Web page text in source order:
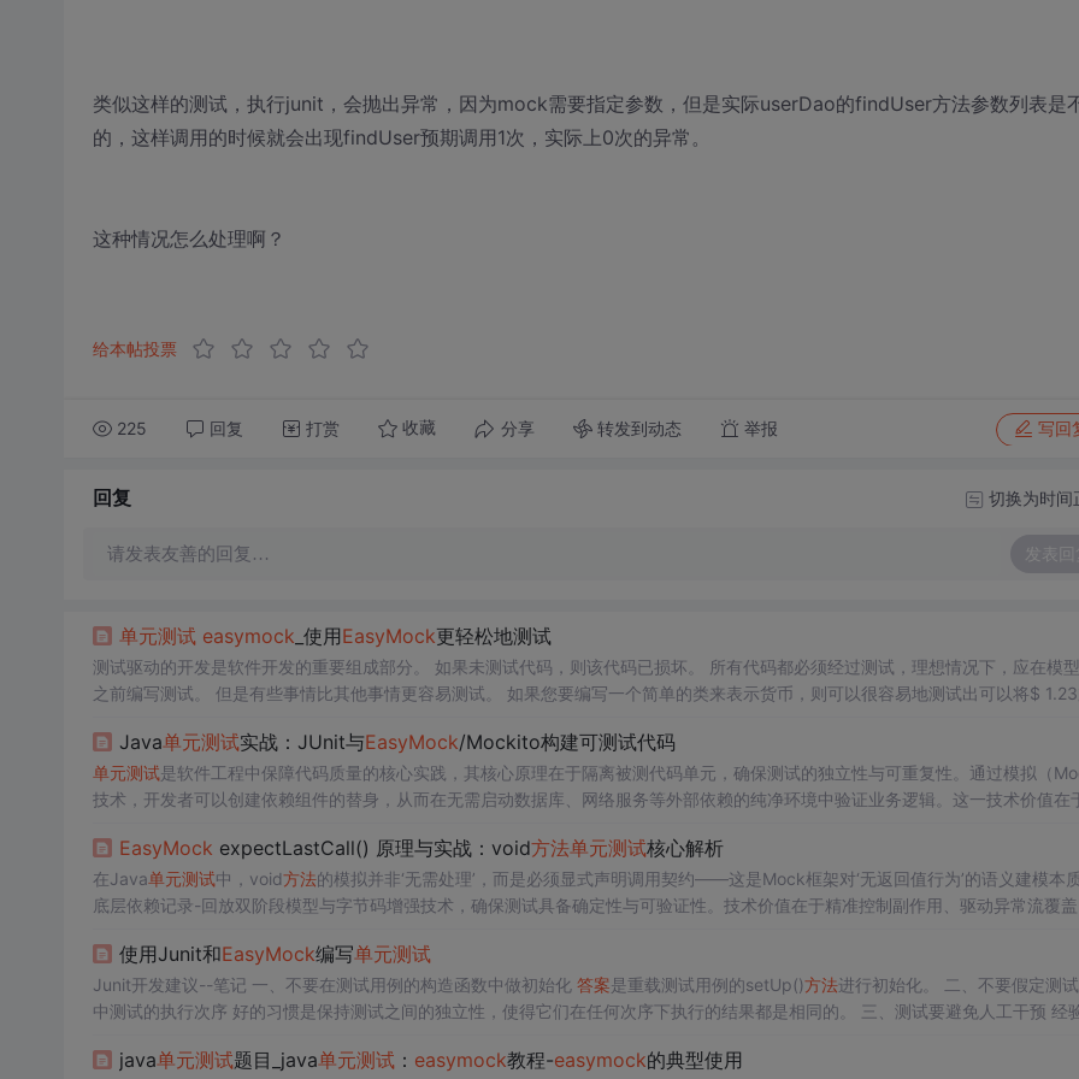
类似这样的测试，执行junit，会抛出异常，因为mock需要指定参数，但是实际userDao的findUser方法参数列表是
的，这样调用的时候就会出现findUser预期调用1次，实际上0次的异常。
这种情况怎么处理啊？
给本帖投票
225 回复 打赏 收藏 分享 转发到动态 举报 写回
回复 切换为时间
请发表友善的回复… 发表回
单元测试 easymock _使用EasyMock更轻松地测试
测试驱动的开发是软件开发的重要组成部分。 如果未测试代码，则该代码已损坏。 所有代码都必须经过测试，理想情况下，应在模
之前编写测试。 但是有些事情比其他事情更容易测试。 如果您要编写一个简单的类来表示货币，则可以很容易地测试出可以将$ 1.23
Java单元测试实战：JUnit与EasyMock/Mockito构建可测试代码
单元测试是软件工程中保障代码质量的核心实践，其核心原理在于隔离被测代码单元，确保测试的独立性与可重复性。通过模拟（
技术，开发者可以创建依赖组件的替身，从而在无需启动数据库、网络服务等外部依赖的纯净环境中验证业务逻辑。这一技术价值在
等Mock框架的组合，广泛应用于企业级应用开发。本文以用户登录这一典型业务场景为例，深入解析如何利用
EasyMock expectLastCall() 原理与实战：void方法单元测试核心解析
在Java单元测试中，void方法的模拟并非‘无需处理’，而是必须显式声明调用契约——这是Mock框架对‘无返回值行为’的语义建模本
底层依赖记录-回放双阶段模型与字节码增强技术，确保测试具备确定性与可验证性。技术价值在于精准控制副作用、驱动异常流覆盖
验证。本文聚焦EasyMock中被广泛误用的expectLastCall()机制，结合原理剖析与5类真实业务写法，系统厘清其与a
使用Junit和EasyMock编写单元测试
Junit开发建议--笔记 一、不要在测试用例的构造函数中做初始化 答案是重载测试用例的setUp()方法进行初始化。 二、不要假定测
中测试的执行次序 好的习惯是保持测试之间的独立性，使得它们在任何次序下执行的结果都是相同的。 三、测试要避免人工干预 经验二
java单元测试题目_java单元测试： easymock教程-easymock的典型使用